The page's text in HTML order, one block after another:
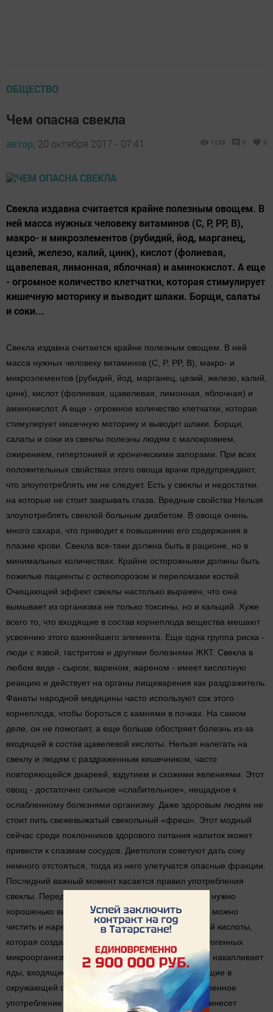
ОБЩЕСТВО
Чем опасна свекла
автор, 20 октября 2017 - 07:41 1238 0 0
Свекла издавна считается крайне полезным овощем. В
ней масса нужных человеку витаминов (C, P, PP, B),
макро- и микроэлементов (рубидий, йод, марганец,
цезий, железо, калий, цинк), кислот (фолиевая,
щавелевая, лимонная, яблочная) и аминокислот. А еще
- огромное количество клетчатки, которая стимулирует
кишечную моторику и выводит шлаки. Борщи, салаты
и соки...
Свекла издавна считается крайне полезным овощем. В ней
масса нужных человеку витаминов (C, P, PP, B), макро- и
микроэлементов (рубидий, йод, марганец, цезий, железо, калий,
цинк), кислот (фолиевая, щавелевая, лимонная, яблочная) и
аминокислот. А еще - огромное количество клетчатки, которая
стимулирует кишечную моторику и выводит шлаки. Борщи,
салаты и соки из свеклы полезны людям с малокровием,
ожирением, гипертонией и хроническими запорами. При всех
положительных свойствах этого овоща врачи предупреждают,
что злоупотреблять им не следует. Есть у свеклы и недостатки,
на которые не стоит закрывать глаза. Вредные свойства Нельзя
злоупотреблять свеклой больным диабетом. В овоще очень
много сахара, что приводит к повышению его содержания в
плазме крови. Свекла все-таки должна быть в рационе, но в
минимальных количествах. Крайне осторожными должны быть
пожилые пациенты с остеопорозом и переломами костей.
Очищающий эффект свеклы настолько выражен, что она
вымывает из организма не только токсины, но и кальций. Хуже
всего то, что входящие в состав корнеплода вещества мешают
усвоению этого важнейшего элемента. Еще одна группа риска -
люди с язвой, гастритом и другими болезнями ЖКТ. Свекла в
любом виде - сыром, вареном, жареном - имеет кислотную
реакцию и действует на органы пищеварения как раздражитель.
Фанаты народной медицины часто используют сок этого
корнеплода, чтобы бороться с камнями в почках. На самом
деле, он не помогает, а еще больше обостряет болезнь из-за
входящей в состав щавелевой кислоты. Нельзя налегать на
свеклу и людям с раздраженным кишечником, часто
повторяющейся диареей, вздутием и схожими явлениями. Этот
овощ - достаточно сильное «слабительное», нещадное к
ослабленному болезнями организму. Даже здоровым людям не
стоит пить свежевыжатый свекольный «фреш». Этот модный
сейчас среди поклонников здорового питания напиток может
привести к спазмам сосудов. Диетологи советуют дать соку
немного отстояться, тогда из него улетучатся опасные фракции.
Последний важный момент касается правил употребления
свеклы. Перед началом приготовления корнеплод нужно
хорошенько вымыть щеточкой. Только после этого можно
чистить и нарезать. В свекле очень много азотистой кислоты,
которая создает крайне аппетитную среду для патогенных
микроорганизмов. Зеленая часть растения (ботва) накапливает
яды, входящие в состав удобрений и присутствующие в
окружающей среде. Тщательная обработка и умеренное
употребление свеклы - гарантия того, что овощ принесет